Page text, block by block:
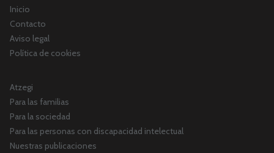
Inicio
Contacto
Aviso legal
Política de cookies
Atzegi
Para las familias
Para la sociedad
Para las personas con discapacidad intelectual
Nuestras publicaciones